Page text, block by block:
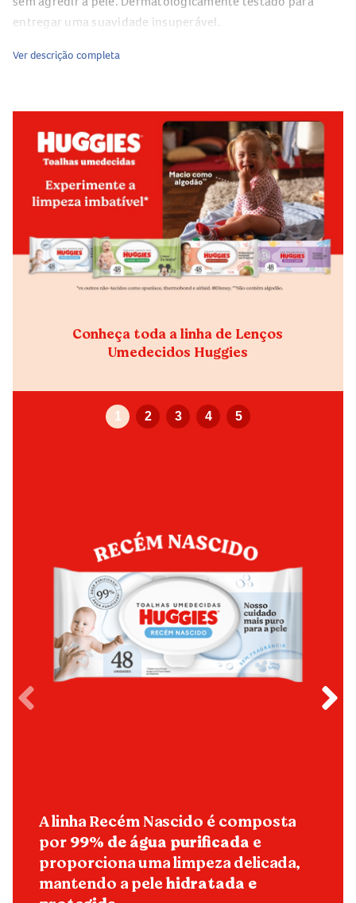
entregar uma suavidade insuperável.
Huggies Higiene Superior limpam até 2x mais, sendo a
- LIMPAM 2X MAIS: Limpam 2x mais, removendo até
sujeiras invisíveis. Foram desenvolvidos para garantir a
Máxima limpeza e eficácia sem irritar a pele.
- PELE COM PH EQUILIBRADO: Os lenços umedecidos
Huggies com pH equilibrado são hipoalergênicos e
dermatologicamente testados , assegurando uma limpeza
suave e segura para a pele sensível do bebê.
- LIMPEZA PROFUNDA: Os lenços umedecidos Huggies
Higiene Superior, entregam limpeza profunda desde a
qualquer situação, tornando-se perfeitos para completar o
Higiene Superior são a escolha segura para uma pele
limpinha e hidratada. Garantem um cuidado completo. A
Ver descrição completa